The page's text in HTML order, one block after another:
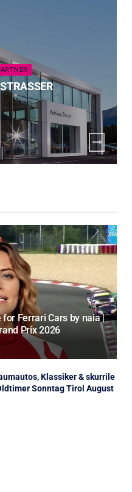
for Ferrari Cars by naia |
Prix 2026
Klassiker & skurrile
Sonntag Tirol August